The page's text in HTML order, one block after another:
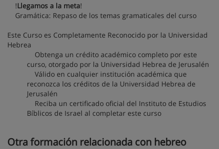
!Llegamos a la meta!
Gramática: Repaso de los temas gramaticales del curso
Este Curso es Completamente Reconocido por la Universidad
Hebrea
Obtenga un crédito académico completo por este
curso, otorgado por la Universidad Hebrea de Jerusalén
Válido en cualquier institución académica que
reconozca los créditos de la Universidad Hebrea de
Jerusalén
Reciba un certificado oficial del Instituto de Estudios
Bíblicos de Israel al completar este curso
Otra formación relacionada con hebreo